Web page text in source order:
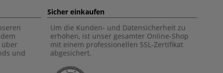
über
und
Sicher einkaufen
Um die Kunden- und Datensicherheit zu
erhöhen, ist unser gesamter Online-Shop
mit einem professionellen SSL-Zertifikat
abgesichert.